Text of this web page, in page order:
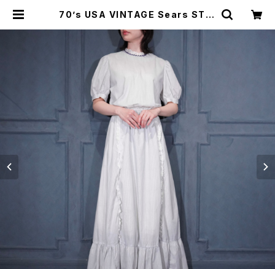
70’s USA VINTAGE Sears STRI
DRESS ONE PIECE/70年代アメリ
カ古着シアーズストライプ柄レースデ
ザインドレスワンピース | Titti Vint